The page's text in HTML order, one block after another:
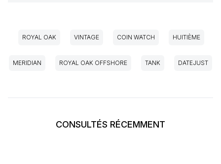
ROYAL OAK VINTAGE COIN WATCH HUITIÈME
MERIDIAN ROYAL OAK OFFSHORE TANK DATEJUST
CONSULTÉS RÉCEMMENT